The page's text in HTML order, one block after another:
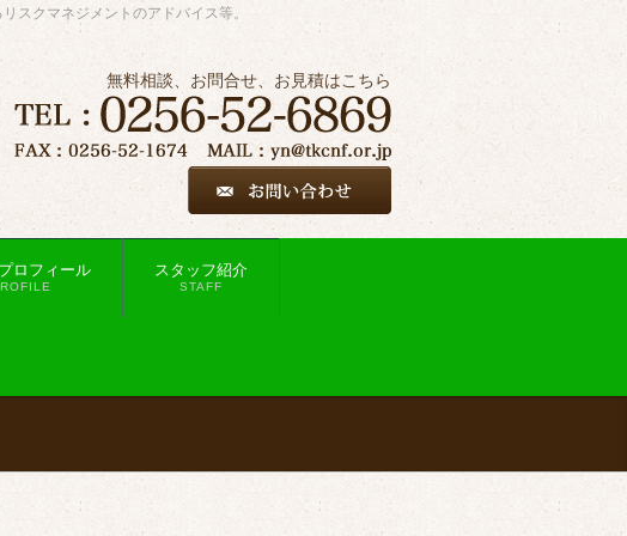
スクマネジメントのアドバイス等。
無料相談、お問合せ、お見積はこちら
ロフィール スタッフ紹介
STAFF